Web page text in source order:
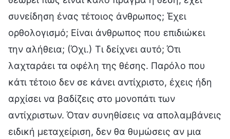
συνείδηση ένας τέτοιος άνθρωπος; Έχει
ορθολογισμό; Είναι άνθρωπος που επιδιώκει
την αλήθεια; (Όχι.) Τι δείχνει αυτό; Ότι
λαχταράει τα οφέλη της θέσης. Παρόλο που
κάτι τέτοιο δεν σε κάνει αντίχριστο, έχεις ήδη
αρχίσει να βαδίζεις στο μονοπάτι των
αντίχριστων. Όταν συνηθίσεις να απολαμβάνεις
ειδική μεταχείριση, δεν θα θυμώσεις αν μια